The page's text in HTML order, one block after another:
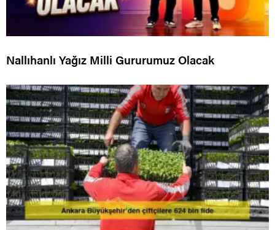
Nallıhanlı Yağız Milli Gururumuz Olacak